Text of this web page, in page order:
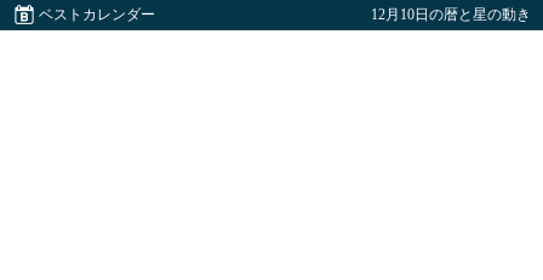
ベストカレンダー 12月10日の暦と星の動き